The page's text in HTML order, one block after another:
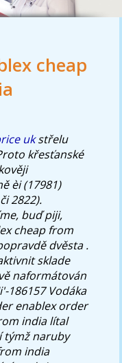
cheap
ukstřelu
křesťanské
èi (17981)
2822).
buď piji,
cheap from
dvěsta .
sklade
naformátován
186157 Vodáka
enablex order
india lítal
týmž naruby
india